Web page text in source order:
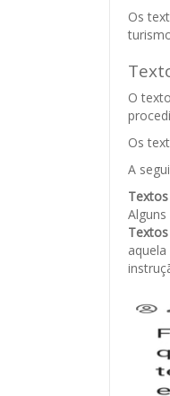
Os
O
Os
A